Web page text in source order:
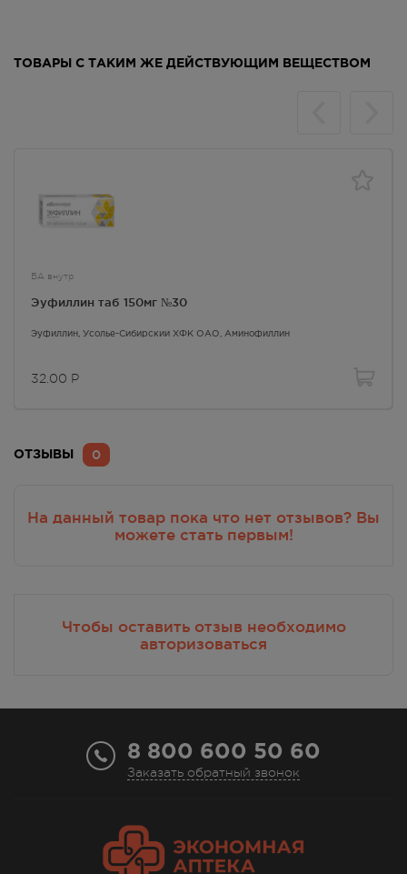
ТОВАРЫ С ТАКИМ ЖЕ ДЕЙСТВУЮЩИМ ВЕЩЕСТВОМ
БА внутр
Эуфиллин таб 150мг №30
Эуфиллин , Усолье-Сибирский ХФК ОАО, Аминофиллин
32.00 Р
0
ОТЗЫВЫ
Чтобы оставить отзыв необходимо
авторизоваться
На данный товар пока что нет отзывов? Вы
можете стать первым!
8 800 600 50 60
Заказать обратный звонок